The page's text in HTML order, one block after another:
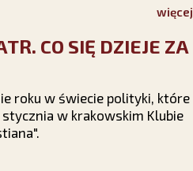
więcej
CO SIĘ DZIEJE ZA
roku w świecie polityki, które
stycznia w krakowskim Klubie